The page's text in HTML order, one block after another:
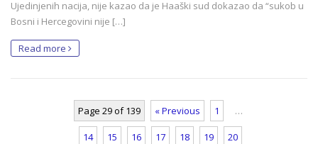
Ujedinjenih nacija, nije kazao da je Haaški sud dokazao da “sukob u
Bosni i Hercegovini nije […]
Read more
Page 29 of 139 « Previous 1 …
14 15 16 17 18 19
20